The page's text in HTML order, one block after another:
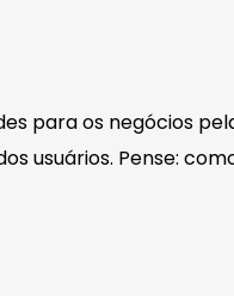
para os negócios
usuários. Pense: